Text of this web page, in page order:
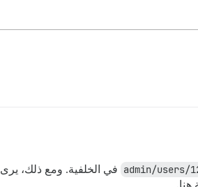
في الخلفية. ومع ذلك، يرى